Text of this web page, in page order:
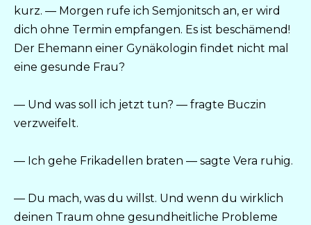
kurz. — Morgen rufe ich Semjonitsch an, er wird
dich ohne Termin empfangen. Es ist beschämend!
Der Ehemann einer Gynäkologin findet nicht mal
eine gesunde Frau?
— Und was soll ich jetzt tun? — fragte Buczin
verzweifelt.
— Ich gehe Frikadellen braten — sagte Vera ruhig.
— Du mach, was du willst. Und wenn du wirklich
deinen Traum ohne gesundheitliche Probleme